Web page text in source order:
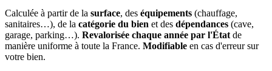
Calculée à partir de la surface, des équipements (chauffage,
sanitaires…), de la catégorie du bien et des dépendances (cave,
garage, parking…). Revalorisée chaque année par l'État de
manière uniforme à toute la France. Modifiable en cas d'erreur sur
votre bien.